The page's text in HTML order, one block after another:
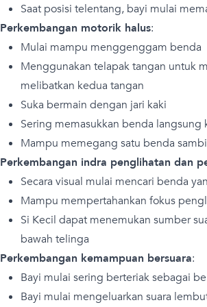
Saat posisi telentang, bayi mulai
Perkembangan motorik halus:
Mulai mampu menggenggam benda
Menggunakan telapak tangan untuk
melibatkan kedua tangan
Suka bermain dengan jari kaki
Sering memasukkan benda langsung
Mampu memegang satu benda
Perkembangan indra penglihatan dan
Secara visual mulai mencari benda
Mampu mempertahankan fokus
Si Kecil dapat menemukan sumber
bawah telinga
Perkembangan kemampuan bersuara:
Bayi mulai sering berteriak sebagai
Bayi mulai mengeluarkan suara